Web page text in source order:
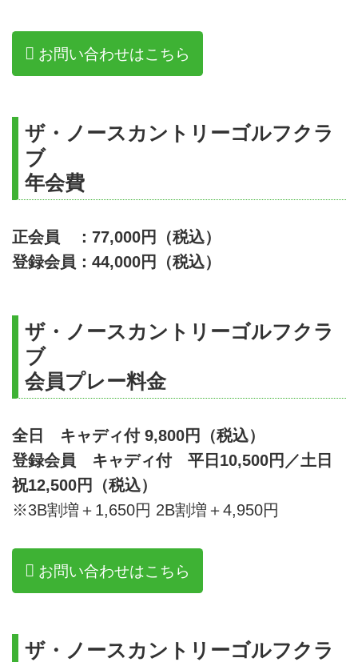
お問い合わせはこちら
ザ・ノースカントリーゴルフクラ
ブ
年会費
正会員 ：77,000円（税込）
登録会員：44,000円（税込）
ザ・ノースカントリーゴルフクラ
ブ
会員プレー料金
全日 キャディ付 9,800円（税込）
登録会員 キャディ付 平日10,500円／土日
祝12,500円（税込）
※3B割増＋1,650円 2B割増＋4,950円
お問い合わせはこちら
ザ・ノースカントリーゴルフクラ